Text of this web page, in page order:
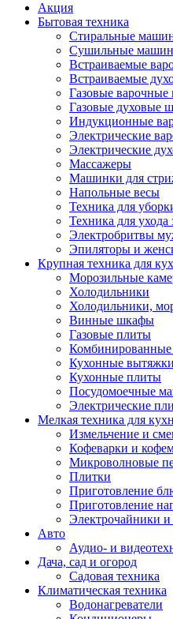
Акция
Бытовая техника
Стиральные
Сушильные
Встраиваемые
Встраиваемые
Газовые варочные
Газовые духовые
Индукционные
Электрические
Электрические
Массажеры
Машинки для
Напольные весы
Техника для
Техника для ухода
Электробритвы
Эпиляторы и
Крупная техника для
Морозильные
Холодильники
Холодильники,
Винные шкафы
Газовые плиты
Кухонные вытяжки
Кухонные плиты
Посудомоечные
Электрические
Мелкая техника для
Измельчение и
Кофеварки и
Микроволновые
Плитки
Приготовление
Приготовление
Электрочайники
Авто
Аудио- и
Дача, сад и огород
Садовая техника
Климатическая техника
Водонагреватели